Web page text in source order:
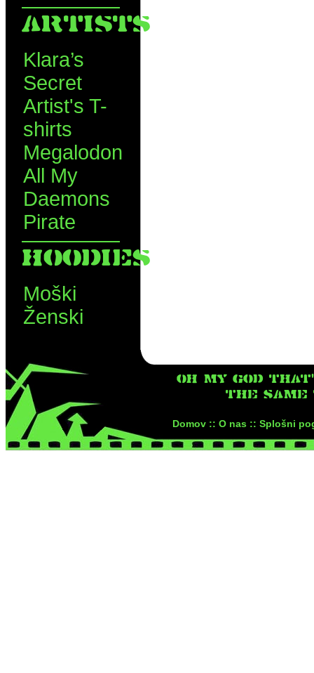
ARTISTS
Klara’s
Secret
Artist's T-
shirts
Megalodon
All My
Daemons
Pirate
HOODIES
Moški
Ženski
OH MY GOD
THE SAME
Domov :: O nas :: Splošni